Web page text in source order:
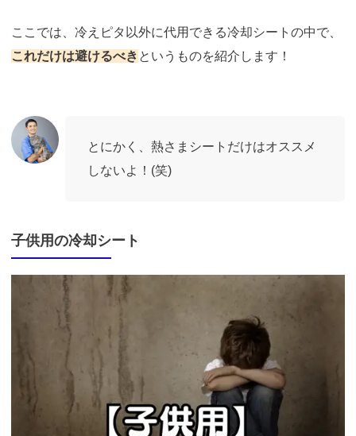
ここでは、冷えピタ以外に代用できる冷却シートの中で、
これだけは避けるべき というものを紹介します！
とにかく、熱さまシートだけはオススメ
しないよ！(笑)
子供用の冷却シート